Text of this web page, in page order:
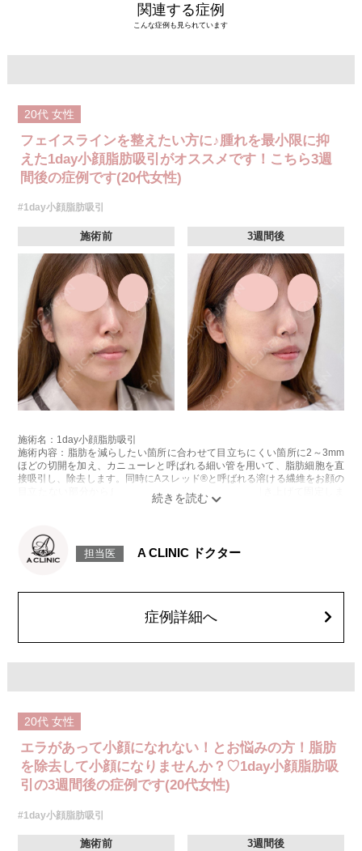
関連する症例
こんな症例も見られています
20代 女性
フェイスラインを整えたい方に♪腫れを最小限に抑
えた1day小顔脂肪吸引がオススメです！こちら3週
間後の症例です(20代女性)
#1day小顔脂肪吸引
施術前 3週間後
施術名：1day小顔脂肪吸引
施術内容：脂肪を減らしたい箇所に合わせて目立ちにくい箇所に2～3mm
ほどの切開を加え、カニューレと呼ばれる細い管を用いて、脂肪細胞を直
接吸引し、除去します。同時にAスレッド®と呼ばれる溶ける繊維をお顔の
目立たない部分から皮下へ挿入し、皮膚を内側から引き上げて固定しま
感などが術後一時的に生じることがございます。また、稀に貧血、細菌感
染症、左右差、施術箇所の知覚鈍麻、ぼこつき、硬結、瘢痕化、色素沈
顔の脂肪吸引箇所の追加 1ヶ所ごと+162,800円(税込)
オプション：笑気麻酔 3,300円(税込)
担当医 A CLINIC ドクター
症例詳細へ
20代 女性
エラがあって小顔になれない！とお悩みの方！脂肪
を除去して小顔になりませんか？♡1day小顔脂肪吸
引の3週間後の症例です(20代女性)
#1day小顔脂肪吸引
施術前 3週間後